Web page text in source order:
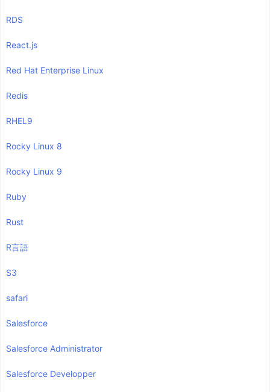
RDS
React.js
Red Hat Enterprise Linux
Redis
RHEL9
Rocky Linux 8
Rocky Linux 9
Ruby
Rust
R言語
S3
safari
Salesforce
Salesforce Administrator
Salesforce Developper